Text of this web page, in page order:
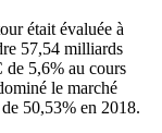
était évaluée à
57,54 milliards
5,6% au cours
le marché
50,53% en 2018.